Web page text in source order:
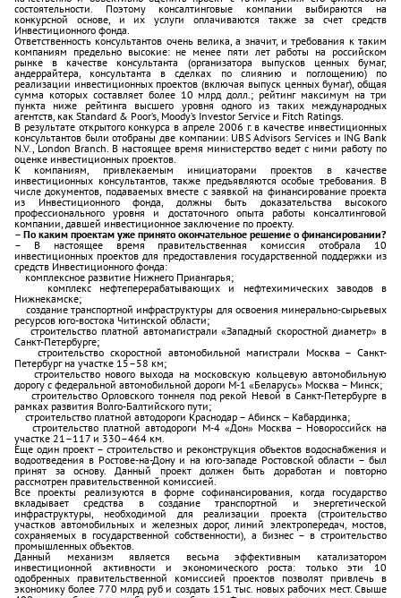
состоятельности. Поэтому консалтинговые компании выбираются на
конкурсной основе, и их услуги оплачиваются также за счет средств
Инвестиционного фонда.
Ответственность консультантов очень велика, а значит, и требования к таким
компаниям предельно высокие: не менее пяти лет работы на российском
рынке в качестве консультанта (организатора выпусков ценных бумаг,
андеррайтера, консультанта в сделках по слиянию и поглощению) по
реализации инвестиционных проектов (включая выпуск ценных бумаг), общая
сумма которых составляет более 10 млрд долл.; рейтинг максимум на три
пункта ниже рейтинга высшего уровня одного из таких международных
агентств, как Standard & Poor’s, Moody’s Investor Service и Fitch Ratings.
В результате открытого конкурса в апреле 2006 г. в качестве инвестиционных
консультантов были отобраны две компании: UBS Advisors Services и ING Bank
N.V., London Branch. В настоящее время министерство ведет с ними работу по
оценке инвестиционных проектов.
К компаниям, привлекаемым инициаторами проектов в качестве
инвестиционных консультантов, также предъявляются особые требования. В
числе документов, подаваемых вместе с заявкой на финансирование проекта
из Инвестиционного фонда, должны быть доказательства высокого
профессионального уровня и достаточного опыта работы консалтинговой
компании, давшей инвестиционное заключение по проекту.
– По каким проектам уже принято окончательное решение о финансировании?
– В настоящее время правительственная комиссия отобрала 10
инвестиционных проектов для предоставления государственной поддержки из
средств Инвестиционного фонда:
­ комплексное развитие Нижнего Приангарья;
­ комплекс нефтеперерабатывающих и нефтехимических заводов в
Нижнекамске;
­ создание транспортной инфраструктуры для освоения минерально-сырьевых
ресурсов юго-востока Читинской области;
­ строительство платной автомагистрали «Западный скоростной диаметр» в
Санкт-Петербурге;
­ строительство скоростной автомобильной магистрали Москва – Санкт-
Петербург на участке 15–58 км;
­ строительство нового выхода на московскую кольцевую автомобильную
дорогу с федеральной автомобильной дороги М-1 «Беларусь» Москва – Минск;
­ строительство Орловского тоннеля под рекой Невой в Санкт-Петербурге в
рамках развития Волго-Балтийского пути;
­ строительство платной автодороги Краснодар – Абинск – Кабардинка;
­ строительство платной автодороги М-4 «Дон» Москва – Новороссийск на
участке 21–117 и 330–464 км.
Еще один проект – строительство и реконструкция объектов водоснабжения и
водоотведения в Ростове-на-Дону и на юго-западе Ростовской области – был
принят за основу. Данный проект должен быть доработан и повторно
рассмотрен правительственной комиссией.
Все проекты реализуются в форме софинансирования, когда государство
вкладывает средства в создание транспортной и энергетической
инфраструктуры, необходимой для реализации проекта (строительство
участков автомобильных и железных дорог, линий электропередач, мостов,
сохраняемых в государственной собственности), а бизнес – в строительство
промышленных объектов.
Данный механизм является весьма эффективным катализатором
инвестиционной активности и экономического роста: только эти 10
одобренных правительственной комиссией проектов позволят привлечь в
экономику более 770 млрд руб и создать 151 тыс. новых рабочих мест. Свыше